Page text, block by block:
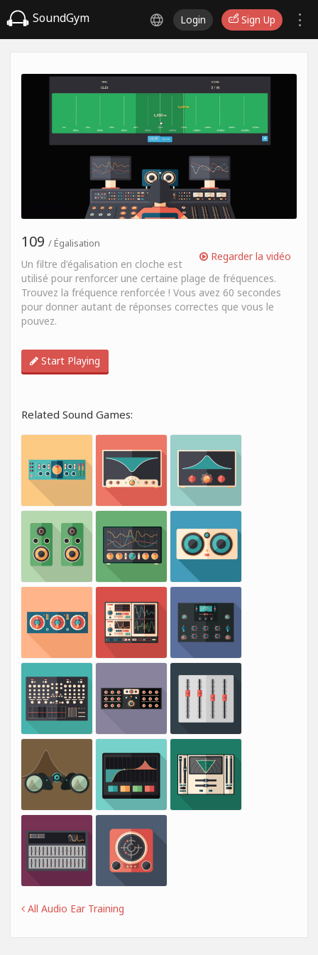
SoundGym Login Sign Up
Regarder la vidéo
109 / Égalisation
Un filtre d'égalisation en cloche est
utilisé pour renforcer une certaine plage de fréquences.
Trouvez la fréquence renforcée ! Vous avez 60 secondes
pour donner autant de réponses correctes que vous le
pouvez.
Start Playing
Related Sound Games:
All Audio Ear Training